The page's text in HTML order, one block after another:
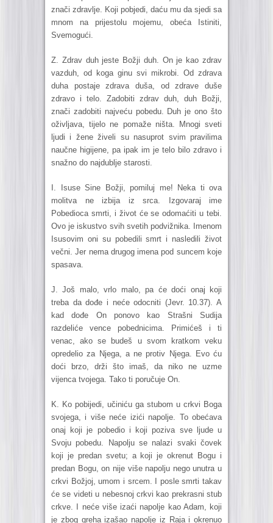
znači zdravlje. Koji pobjedi, daću mu da sjedi sa
mnom na prijestolu mojemu, obeća Istiniti,
Svemogući.
Z. Zdrav duh jeste Božji duh. On je kao zdrav
vazduh, od koga ginu svi mikrobi. Od zdrava
duha postaje zdrava duša, od zdrave duše
zdravo i telo. Zadobiti zdrav duh, duh Božji,
znači zadobiti najveću pobedu. Duh je ono što
oživljava, tijelo ne pomaže ništa. Mnogi sveti
ljudi i žene živeli su nasuprot svim pravilima
naučne higijene, pa ipak im je telo bilo zdravo i
snažno do najdublje starosti.
I. Isuse Sine Božji, pomiluj me! Neka ti ova
molitva ne izbija iz srca. Izgovaraj ime
Pobedioca smrti, i život će se odomaćiti u tebi.
Ovo je iskustvo svih svetih podvižnika. Imenom
Isusovim oni su pobedili smrt i nasledili život
večni. Jer nema drugog imena pod suncem koje
spasava.
J. Još malo, vrlo malo, pa će doći onaj koji
treba da dođe i neće odocniti (Jevr. 10.37). A
kad dođe On ponovo kao Strašni Sudija
razdeliće vence pobednicima. Primićeš i ti
venac, ako se budeš u svom kratkom veku
opredelio za Njega, a ne protiv Njega. Evo ću
doći brzo, drži što imaš, da niko ne uzme
vijenca tvojega. Tako ti poručuje On.
K. Ko pobijedi, učiniću ga stubom u crkvi Boga
svojega, i više neće izići napolje. To obećava
onaj koji je pobedio i koji poziva sve ljude u
Svoju pobedu. Napolju se nalazi svaki čovek
koji je predan svetu; a koji je okrenut Bogu i
predan Bogu, on nije više napolju nego unutra u
crkvi Božjoj, umom i srcem. I posle smrti takav
će se videti u nebesnoj crkvi kao prekrasni stub
crkve. I neće više izaći napolje kao Adam, koji
je zbog greha izašao napolje iz Raja i okrenuo